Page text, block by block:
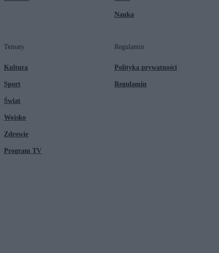
Nauka
Tematy
Kultura
Sport
Świat
Wojsko
Zdrowie
Program TV
Regulamin
Polityka prywatności
Regulamin